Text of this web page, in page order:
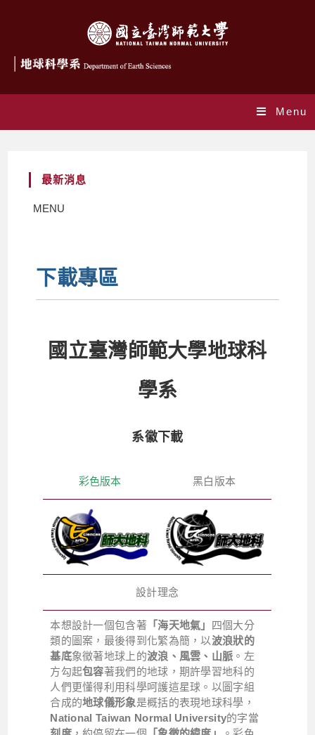
Menu
最新消息
MENU
下載專區
國立臺灣師範大學地球科
學系
系徽下載
彩色版本 黑白版本
設計理念
本想設計一個包含著 「海天地氣」 四個大分
類的圖案，最後得到化繁為簡，以波浪狀的
基底象徵著地球上的波浪、風雲、山脈 。左
方勾起包容著我們的地球，期許學習地科的
人們更懂得利用科學呵護這星球。以圖字組
合成的地球儀形象是概括的表現地球科學，
National Taiwan Normal University的字當